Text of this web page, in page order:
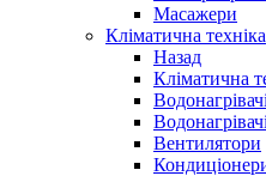
Масажери
Кліматична техніка
Назад
Кліматична
Водонагрівачі
Вентилятори